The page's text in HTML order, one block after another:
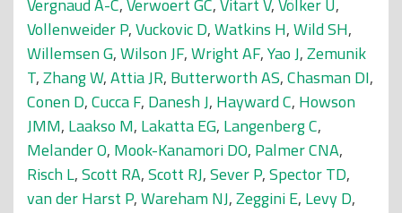
Vergnaud A-C,Verwoert GC,Vitart V,Völker U,
Vollenweider P,Vuckovic D,Watkins H,Wild SH,
Willemsen G,Wilson JF,Wright AF,Yao J,Zemunik
T,Zhang W,Attia JR, Butterworth AS,Chasman DI,
Conen D,Cucca F, Danesh J, Hayward C, Howson
JMM, Laakso M, Lakatta EG, Langenberg C,
Melander O, Mook-Kanamori DO, Palmer CNA,
Risch L,Scott RA,Scott RJ,Sever P,Spector TD,
van der Harst P,Wareham NJ,Zeggini E, Levy D,